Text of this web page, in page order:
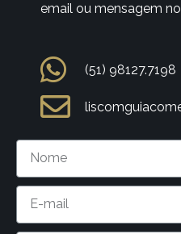
email ou mensagem
(51) 98127.7198